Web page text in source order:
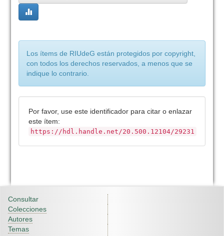
Los ítems de RIUdeG están protegidos por copyright,
con todos los derechos reservados, a menos que se
indique lo contrario.
Por favor, use este identificador para citar o enlazar
este ítem:
https://hdl.handle.net/20.500.12104/29231
Consultar
Colecciones
Autores
Temas